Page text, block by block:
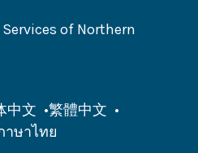
of Northern
中文
繁體中文
าษาไทย